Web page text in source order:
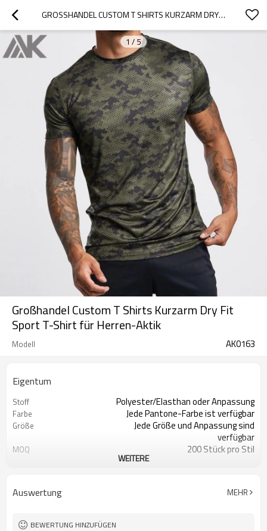
GROSSHANDEL CUSTOM T SHIRTS KURZARM DRY FIT SPORT T-SHIRT FÜR HERREN-AKTIK
1 / 5
Großhandel Custom T Shirts Kurzarm Dry Fit
Sport T-Shirt für Herren-Aktik
Modell AK0163
Eigentum
Stoff Polyester/Elasthan oder Anpassung
Farbe Jede Pantone-Farbe ist verfügbar
Größe
Jede Größe und Anpassung sind
verfügbar
MOQ 200 Stück pro Stil
trocknend, antistatisch
WEITERE
Auswertung MEHR
BEWERTUNG HINZUFÜGEN